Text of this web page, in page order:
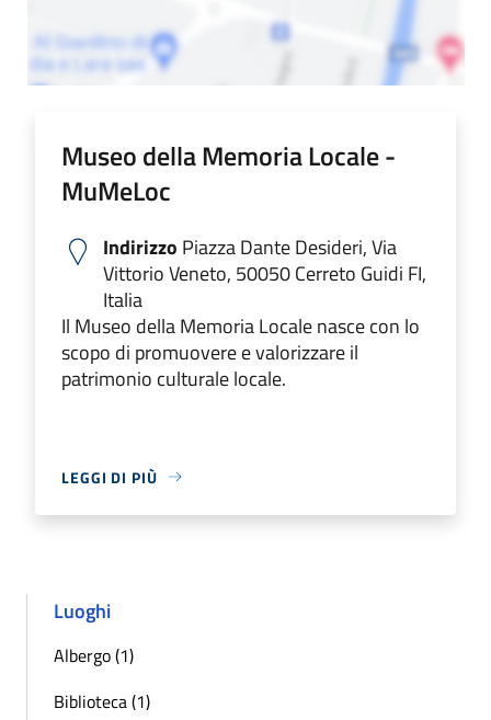
Museo della Memoria Locale -
MuMeLoc
Indirizzo Piazza Dante Desideri, Via
Vittorio Veneto, 50050 Cerreto Guidi FI,
Italia
Il Museo della Memoria Locale nasce con lo
scopo di promuovere e valorizzare il
patrimonio culturale locale.
LEGGI DI PIÙ
Luoghi
Albergo (1)
Biblioteca (1)